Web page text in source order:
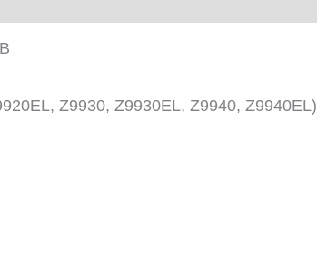
Z9930, Z9930EL, Z9940, Z9940EL)